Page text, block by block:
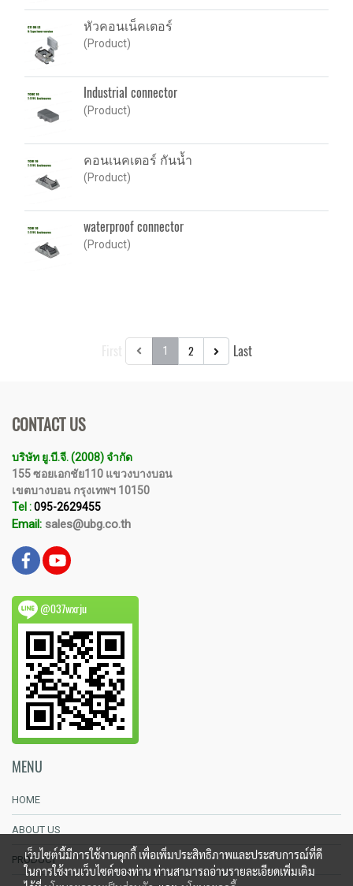
หัวคอนเน็คเตอร์
(Product)
Industrial connector
(Product)
คอนเนคเตอร์ กันน้ำ
(Product)
waterproof connector
(Product)
1 2 Last
CONTACT US
บริษัท ยู.บี.จี. (2008) จำกัด
155 ซอยเอกชัย110 แขวงบางบอน
เขตบางบอน กรุงเทพฯ 10150
Tel :095-2629455
Email: sales@ubg.co.th
@037wxrju
MENU
HOME
ABOUT US
PRODUCT
เว็บไซต์นี้มีการใช้งานคุกกี้ เพื่อเพิ่มประสิทธิภาพและประสบการณ์ที่ดี
ในการใช้งานเว็บไซต์ของท่าน ท่านสามารถอ่านรายละเอียดเพิ่มเติม